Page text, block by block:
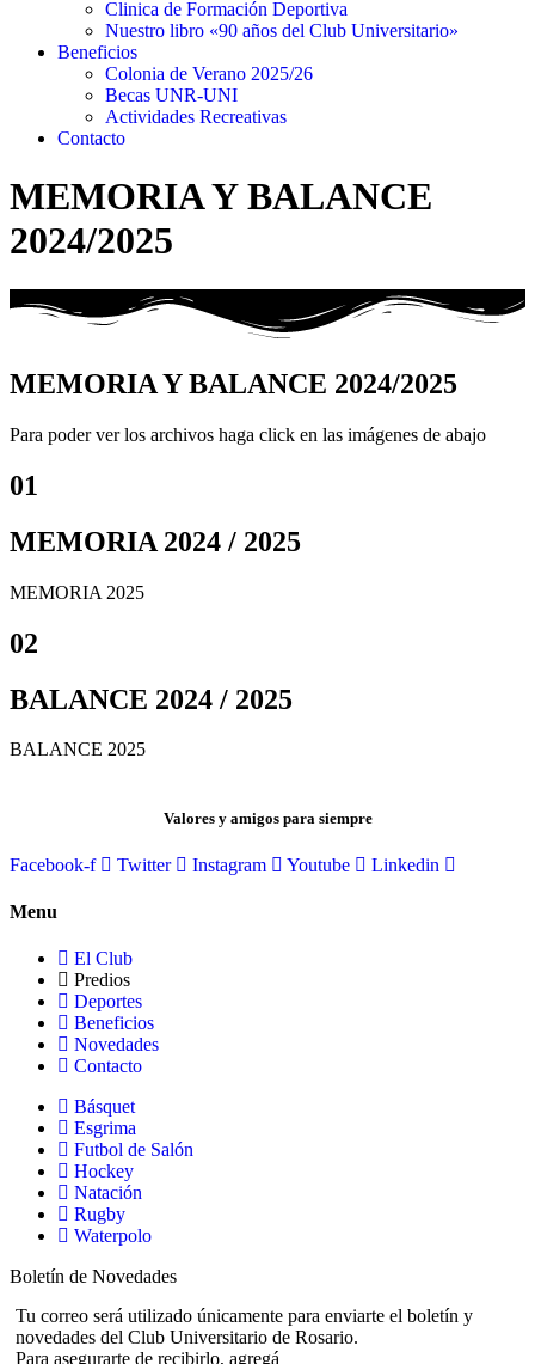
Clinica de Formación Deportiva
Nuestro libro «90 años del Club Universitario»
Beneficios
Colonia de Verano 2025/26
Becas UNR-UNI
Actividades Recreativas
Contacto
MEMORIA Y BALANCE
2024/2025
MEMORIA Y BALANCE 2024/2025
Para poder ver los archivos haga click en las imágenes de abajo
01
MEMORIA 2024 / 2025
MEMORIA 2025
02
BALANCE 2024 / 2025
BALANCE 2025
Valores y amigos para siempre
Facebook-f Twitter Instagram Youtube Linkedin
Menu
El Club
Predios
Deportes
Beneficios
Novedades
Contacto
Básquet
Esgrima
Futbol de Salón
Hockey
Natación
Rugby
Waterpolo
Boletín de Novedades
Tu correo será utilizado únicamente para enviarte el boletín y
novedades del Club Universitario de Rosario.
Para asegurarte de recibirlo, agregá